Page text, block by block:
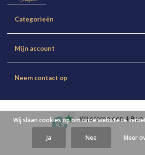
Categorieën
Mijn account
Neem contact op
4,9
Wij scoren een4,9on
Wij slaan cookies op om onze website te
Ja Nee Meer